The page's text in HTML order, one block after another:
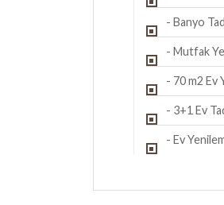
- Banyo
- Mutfak
- 70 m2 Ev
- 3+1 Ev
- Ev